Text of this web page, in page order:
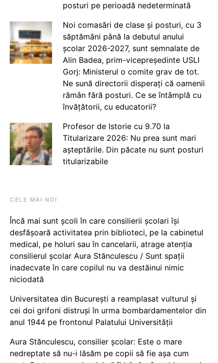
posturi pe perioadă nedeterminată
Noi comasări de clase și posturi, cu 3
săptămâni până la debutul anului
școlar 2026-2027, sunt semnalate de
Alin Badea, prim-vicepreședinte USLI
Gorj: Ministerul o comite grav de tot.
Ne sună directorii disperați că oamenii
rămân fără posturi. Ce se întâmplă cu
învățătorii, cu educatorii?
Profesor de Istorie cu 9.70 la
Titularizare 2026: Nu prea sunt mari
așteptările. Din păcate nu sunt posturi
titularizabile
CELE MAI NOI
Încă mai sunt școli în care consilierii școlari își
desfășoară activitatea prin biblioteci, pe la cabinetul
medical, pe holuri sau în cancelarii, atrage atenția
consilierul școlar Aura Stănculescu / Sunt spații
inadecvate în care copilul nu va destăinui nimic
niciodată
Universitatea din București a reamplasat vulturul și
cei doi grifoni distruși în urma bombardamentelor din
anul 1944 pe frontonul Palatului Universității
Aura Stănculescu, consilier școlar: Este o mare
nedreptate să nu-i lăsăm pe copii să fie așa cum